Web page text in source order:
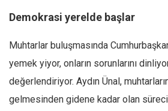
Demokrasi yerelde başlar
Muhtarlar buluşmasında
yemek yiyor, onların sorunlarını
değerlendiriyor. Aydın Ünal,
gelmesinden gidene kadar olan süreci